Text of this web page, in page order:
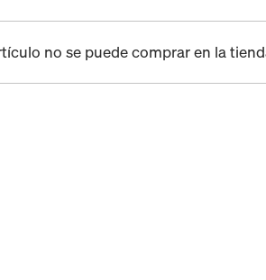
no se puede comprar en la